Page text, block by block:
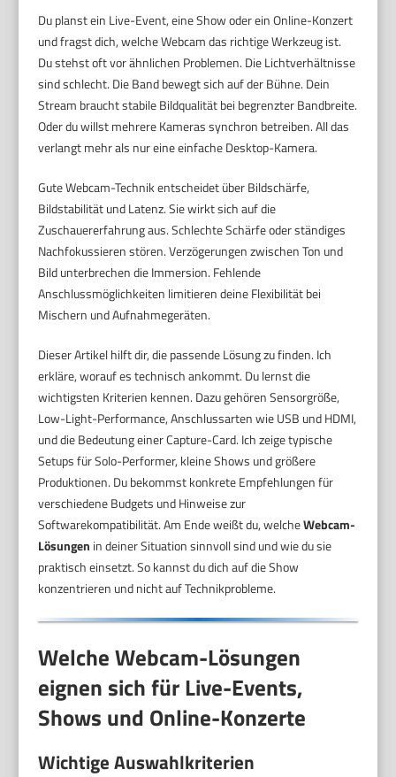
Du planst ein Live-Event, eine Show oder ein Online-Konzert
und fragst dich, welche Webcam das richtige Werkzeug ist.
Du stehst oft vor ähnlichen Problemen. Die Lichtverhältnisse
sind schlecht. Die Band bewegt sich auf der Bühne. Dein
Stream braucht stabile Bildqualität bei begrenzter Bandbreite.
Oder du willst mehrere Kameras synchron betreiben. All das
verlangt mehr als nur eine einfache Desktop-Kamera.
Gute Webcam-Technik entscheidet über Bildschärfe,
Bildstabilität und Latenz. Sie wirkt sich auf die
Zuschauererfahrung aus. Schlechte Schärfe oder ständiges
Nachfokussieren stören. Verzögerungen zwischen Ton und
Bild unterbrechen die Immersion. Fehlende
Anschlussmöglichkeiten limitieren deine Flexibilität bei
Mischern und Aufnahmegeräten.
Dieser Artikel hilft dir, die passende Lösung zu finden. Ich
erkläre, worauf es technisch ankommt. Du lernst die
wichtigsten Kriterien kennen. Dazu gehören Sensorgröße,
Low-Light-Performance, Anschlussarten wie USB und HDMI,
und die Bedeutung einer Capture-Card. Ich zeige typische
Setups für Solo-Performer, kleine Shows und größere
Produktionen. Du bekommst konkrete Empfehlungen für
verschiedene Budgets und Hinweise zur
Softwarekompatibilität. Am Ende weißt du, welcheWebcam-
Lösungen in deiner Situation sinnvoll sind und wie du sie
praktisch einsetzt. So kannst du dich auf die Show
konzentrieren und nicht auf Technikprobleme.
Welche Webcam-Lösungen
eignen sich für Live-Events,
Shows und Online-Konzerte
Wichtige Auswahlkriterien